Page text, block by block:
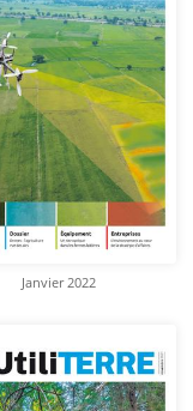
Janvier 2022